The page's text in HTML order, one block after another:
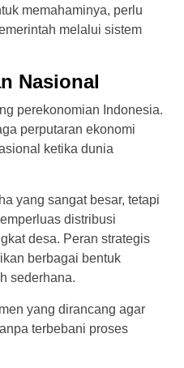
memahaminya, perlu
melalui sistem
Nasional
perekonomian Indonesia.
perputaran ekonomi
ketika dunia
yang sangat besar, tetapi
distribusi
desa. Peran strategis
berbagai bentuk
sederhana.
yang dirancang agar
terbebani proses